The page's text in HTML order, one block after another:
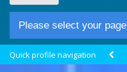
Please select your page
Quick profile navigation